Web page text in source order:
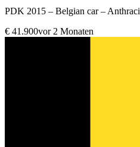
PDK 2015 – Belgian car –
€ 41.900vor 2 Monaten